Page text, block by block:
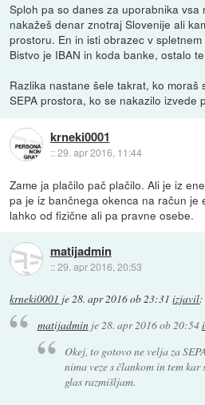
Sploh pa so danes za uporabnika vsa
nakažeš denar znotraj Slovenije ali
prostoru. En in isti obrazec v
Bistvo je IBAN in koda banke, ostalo
Razlika nastane šele takrat, ko moraš
SEPA prostora, ko se nakazilo izvede
krneki0001
::29. apr 2016, 11:44
Zame ja plačilo pač plačilo. Ali je iz
pa je iz bančnega okenca na račun je
lahko od fizične ali pa pravne osebe.
matijadmin
::29. apr 2016, 20:53
krneki0001 je 28. apr 2016 ob 23:31 izjavil:
matijadminje28. apr 2016 ob 20:54
Okej, to gotovo ne velja za
nima veze s člankom in tem
glas razmišljam.